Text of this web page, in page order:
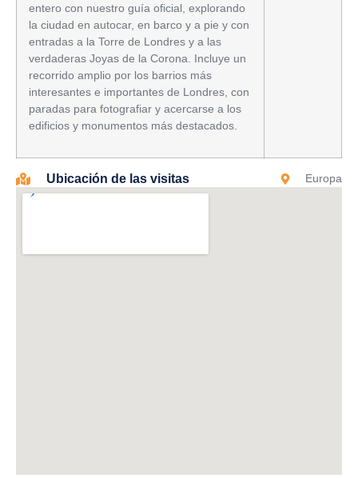
entero con nuestro guía oficial, explorando
la ciudad en autocar, en barco y a pie y con
entradas a la Torre de Londres y a las
verdaderas Joyas de la Corona. Incluye un
recorrido amplio por los barrios más
interesantes e importantes de Londres, con
paradas para fotografiar y acercarse a los
edificios y monumentos más destacados.
Ubicación de las visitas Europa